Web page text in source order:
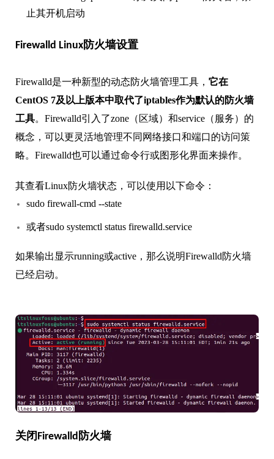
止其开机启动
Firewalld Linux防火墙设置
Firewalld是一种新型的动态防火墙管理工具， 它在
CentOS 7及以上版本中取代了iptables作为默认的防火墙
工具。Firewalld引入了zone（区域）和service（服务）的
概念，可以更灵活地管理不同网络接口和端口的访问策
略。Firewalld也可以通过命令行或图形化界面来操作。
其查看Linux防火墙状态，可以使用以下命令：
sudo firewall-cmd --state
或者sudo systemctl status firewalld.service
如果输出显示running或active，那么说明Firewalld防火墙
已经启动。
关闭Firewalld防火墙